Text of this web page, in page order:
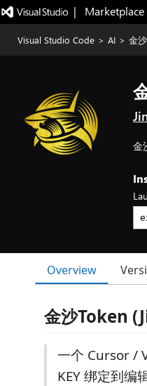
|   Marketplace
Visual Studio Code > AI > 金
金
Overview
金沙Token
一个 Cursor /
KEY 绑定到编